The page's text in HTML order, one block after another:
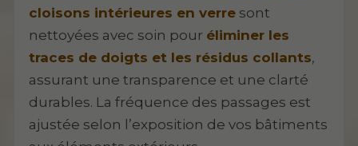
cloisons intérieures en verre sont
nettoyées avec soin pour éliminer les
traces de doigts et les résidus collants,
assurant une transparence et une clarté
durables. La fréquence des passages est
ajustée selon l’exposition de vos bâtiments